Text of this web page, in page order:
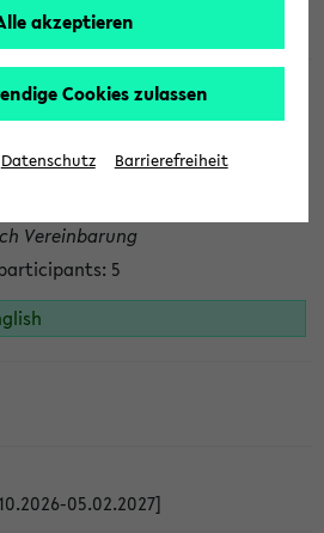
Stegelmann
Biotechnologie"
beim Veranstalter ist unbedingt
Vereinbarung
5
05.02.2027]
akzeptieren
Cookies zulassen
Datenschutz Barrierefreiheit